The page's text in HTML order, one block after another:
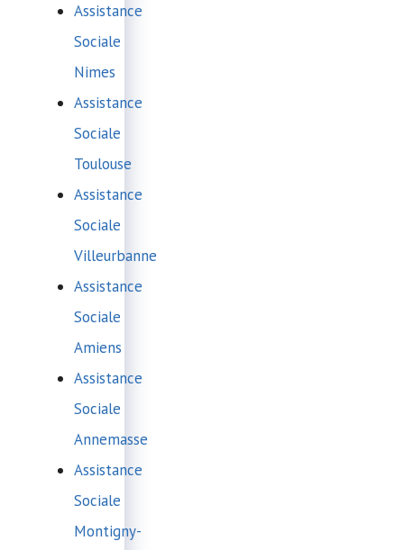
Assistance
Sociale
Nimes
Assistance
Sociale
Toulouse
Assistance
Sociale
Villeurbanne
Assistance
Sociale
Amiens
Assistance
Sociale
Annemasse
Assistance
Sociale
Montigny-